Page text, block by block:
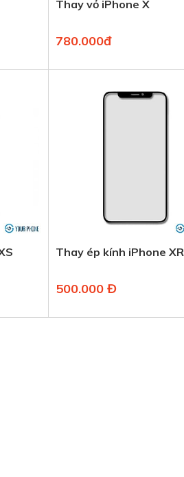
Thay vỏ iPhone X
780.000đ
Thay ép kính iPhone XR
500.000 Đ